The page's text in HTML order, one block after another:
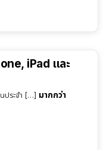
iPad และ
ประจำ […] มากกว่า